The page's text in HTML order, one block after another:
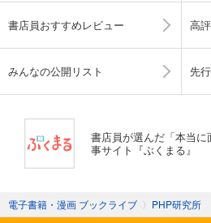
書店員おすすめレビュー 高
みんなの公開リスト 先
書店員が選んだ「本当
事サイト『ぶくまる』
電子書籍・漫画 ブックライブ 〉 PHP研究所